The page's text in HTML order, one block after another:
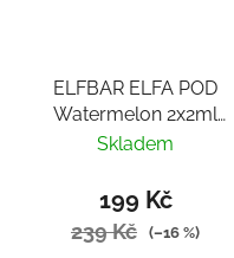
ELFBAR ELFA POD
Watermelon 2x2ml
20mg
Skladem
199 Kč
239 Kč (–16 %)